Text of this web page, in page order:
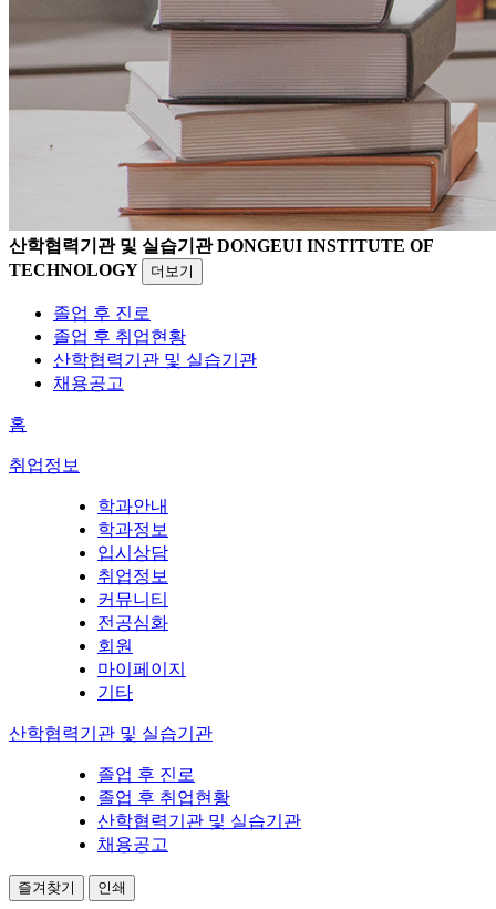
산학협력기관 및 실습기관DONGEUI INSTITUTE OF
TECHNOLOGY
더보기
졸업 후 진로
졸업 후 취업현황
산학협력기관 및 실습기관
채용공고
홈
취업정보
학과안내
학과정보
입시상담
취업정보
커뮤니티
전공심화
회원
마이페이지
기타
산학협력기관 및 실습기관
졸업 후 진로
졸업 후 취업현황
산학협력기관 및 실습기관
채용공고
즐겨찾기 인쇄